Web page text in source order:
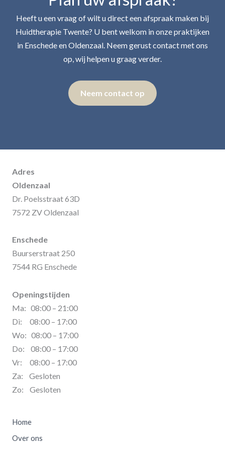
Heeft u een vraag of wilt u direct een afspraak maken bij
Huidtherapie Twente? U bent welkom in onze praktijken
in Enschede en Oldenzaal. Neem gerust contact met ons
op, wij helpen u graag verder.
Neem contact op
Adres
Oldenzaal
Dr. Poelsstraat 63D
7572 ZV Oldenzaal
Enschede
Buurserstraat 250
7544 RG Enschede
Openingstijden
Ma: 08:00 – 21:00
Di: 08:00 – 17:00
Wo: 08:00 – 17:00
Do: 08:00 – 17:00
Vr: 08:00 – 17:00
Za: Gesloten
Zo: Gesloten
Home
Over ons